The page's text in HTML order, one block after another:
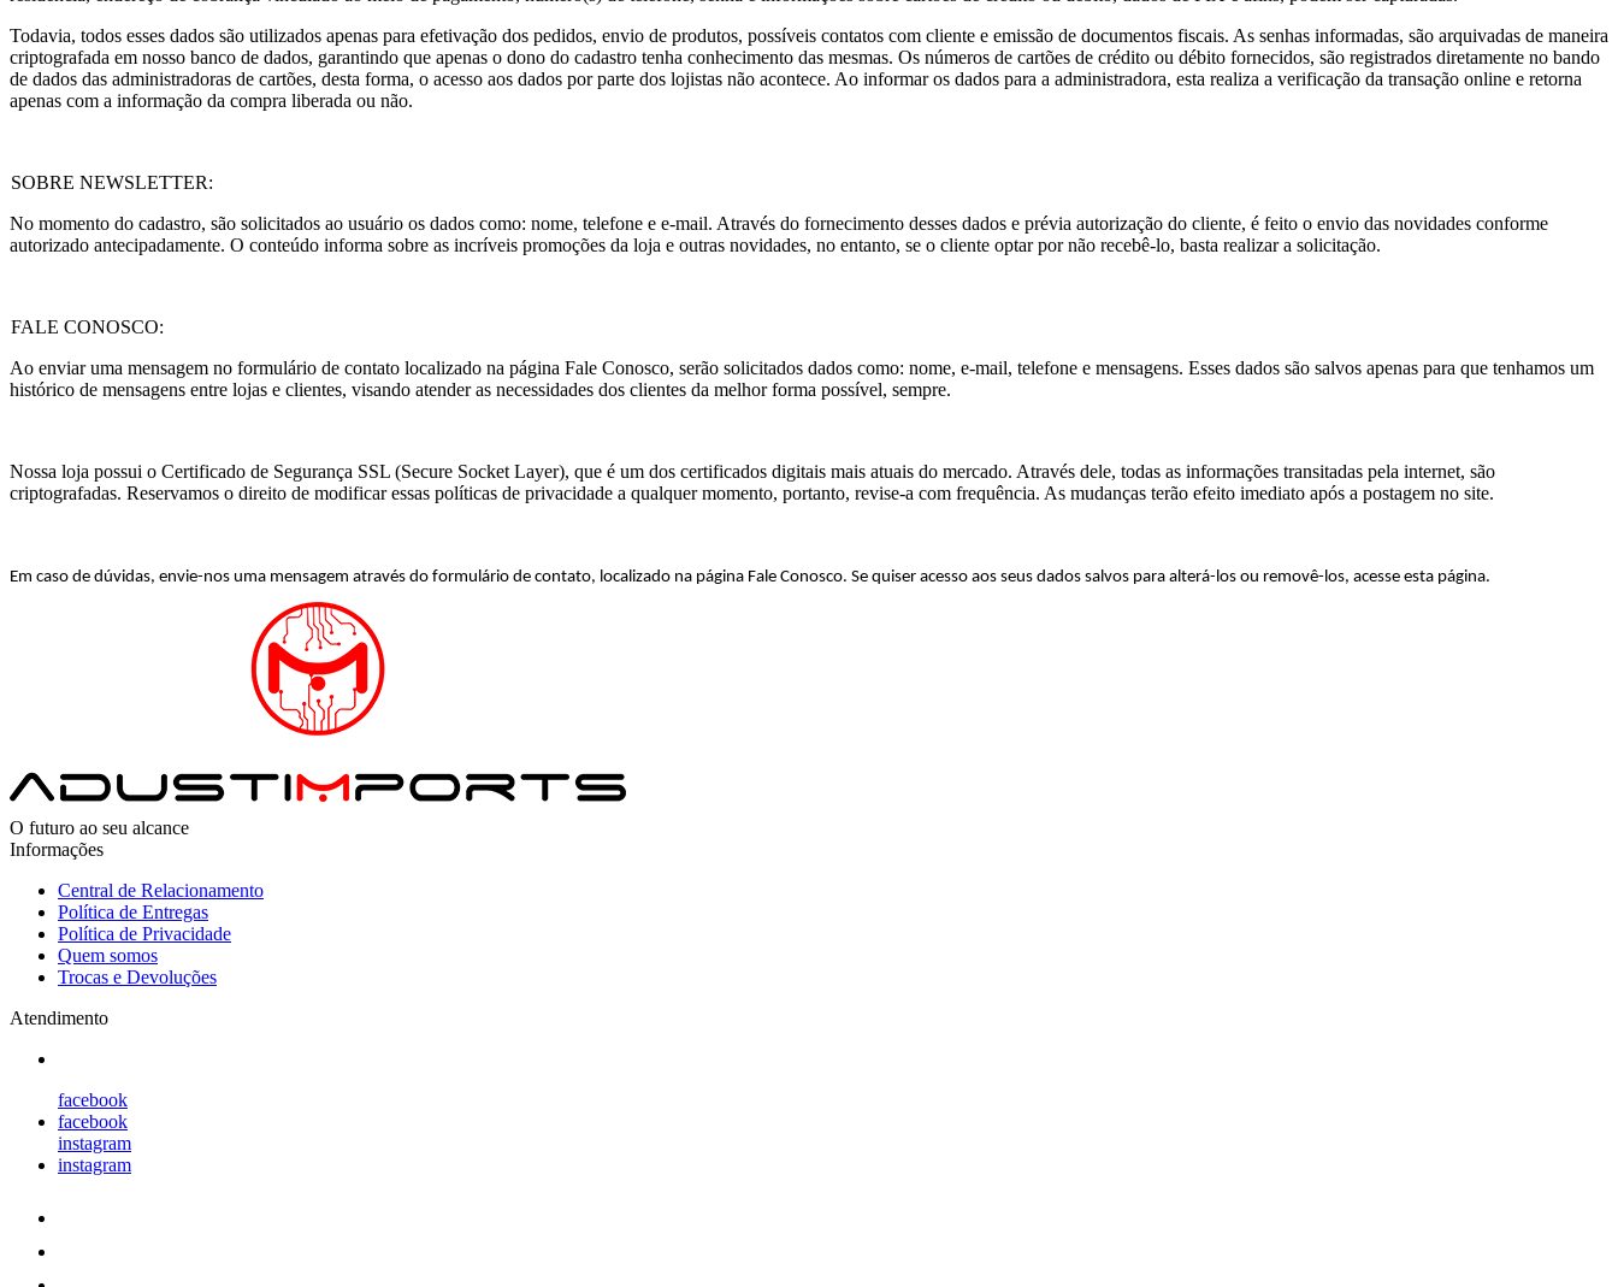
Todavia, todos esses dados são utilizados apenas para efetivação dos pedidos, envio de produtos, possíveis contatos com cliente e emissão de documentos fiscais. As senhas informadas, são arquivadas de maneira
criptografada em nosso banco de dados, garantindo que apenas o dono do cadastro tenha conhecimento das mesmas. Os números de cartões de crédito ou débito fornecidos, são registrados diretamente no bando
de dados das administradoras de cartões, desta forma, o acesso aos dados por parte dos lojistas não acontece. Ao informar os dados para a administradora, esta realiza a verificação da transação online e retorna
apenas com a informação da compra liberada ou não.
SOBRE NEWSLETTER:
No momento do cadastro, são solicitados ao usuário os dados como: nome, telefone e e-mail. Através do fornecimento desses dados e prévia autorização do cliente, é feito o envio das novidades conforme
autorizado antecipadamente. O conteúdo informa sobre as incríveis promoções da loja e outras novidades, no entanto, se o cliente optar por não recebê-lo, basta realizar a solicitação.
FALE CONOSCO:
Ao enviar uma mensagem no formulário de contato localizado na página Fale Conosco, serão solicitados dados como: nome, e-mail, telefone e mensagens. Esses dados são salvos apenas para que tenhamos um
histórico de mensagens entre lojas e clientes, visando atender as necessidades dos clientes da melhor forma possível, sempre.
Nossa loja possui o Certificado de Segurança SSL (Secure Socket Layer), que é um dos certificados digitais mais atuais do mercado. Através dele, todas as informações transitadas pela internet, são
criptografadas. Reservamos o direito de modificar essas políticas de privacidade a qualquer momento, portanto, revise-a com frequência. As mudanças terão efeito imediato após a postagem no site.
Em caso de dúvidas, envie-nos uma mensagem através do formulário de contato, localizado na página Fale Conosco. Se quiser acesso aos seus dados salvos para alterá-los ou removê-los, acesse esta página.
O futuro ao seu alcance
Informações
Central de Relacionamento
Política de Entregas
Política de Privacidade
Quem somos
Trocas e Devoluções
Atendimento
facebook
facebook
instagram
instagram